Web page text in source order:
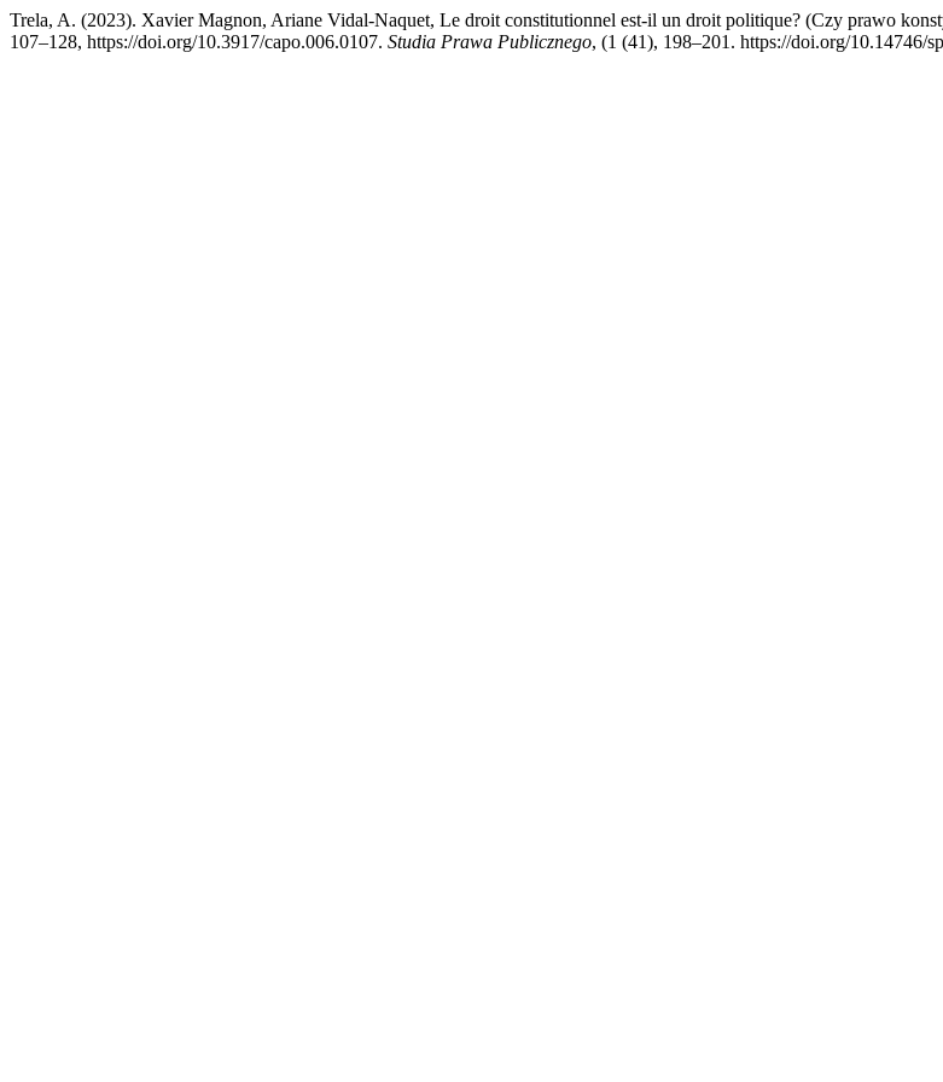
Trela, A. (2023). Xavier Magnon, Ariane Vidal-Naquet, Le droit constitutionnel est-il un droit politique? (Czy prawo
107–128, https://doi.org/10.3917/capo.006.0107. Studia Prawa Publicznego, (1 (41), 198–201. https://doi.org/10.14746/